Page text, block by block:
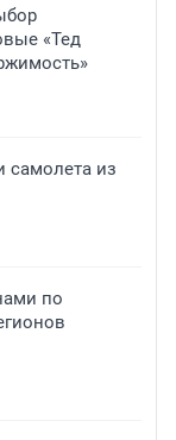
«Тед
самолета из
по